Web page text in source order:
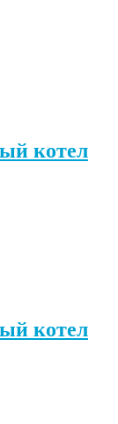
котел
котел